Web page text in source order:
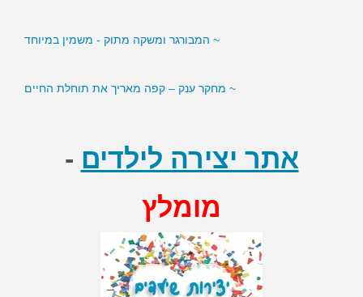
~ מחקר ענק – קפה מאריך את תוחלת החיים
אתר יצירה לילדים -
מומלץ